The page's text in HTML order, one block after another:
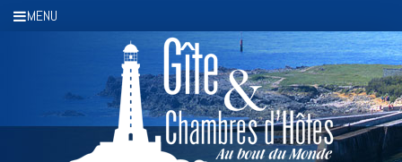
MENU
Panneau de gestion des cookies